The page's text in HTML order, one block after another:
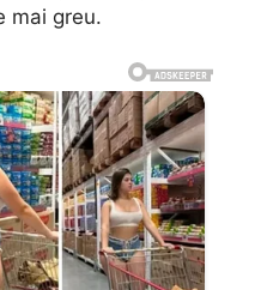
mai greu.